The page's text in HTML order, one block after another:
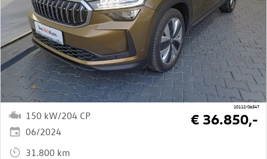
10112/06547
150 kW/204 CP
06/2024
31.800 km
€ 36.850,-